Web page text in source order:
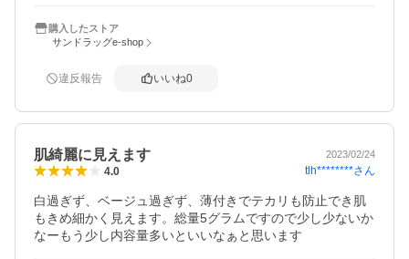
購入したストア
サンドラッグe-shop
違反報告 いいね0
肌綺麗に見えます 2023/02/24
4.0 tlh********さん
白過ぎず、ベージュ過ぎず、薄付きでテカリも防止でき肌
もきめ細かく見えます。総量5グラムですので少し少ないか